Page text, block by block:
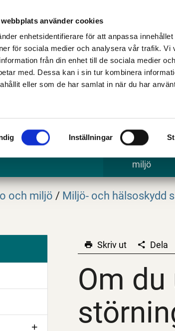
webbplats använder cookies
enhetsidentifierare för att anpassa
för sociala medier och analysera vår trafik. Vi
från din enhet till de sociala medier
med. Dessa kan i sin tur kombinera
eller som de har samlat in när du har
Inställningar
miljö
och miljö / Miljö- och hälsoskydd
Om
Skriv ut Dela
Om